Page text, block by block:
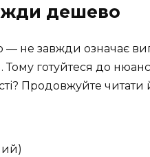
дешево
не завжди означає
готуйтеся до
Продовжуйте читати